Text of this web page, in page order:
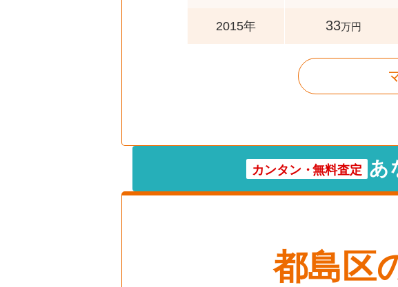
2015年 33万円
カンタン・ 無料査定 あ
都島区